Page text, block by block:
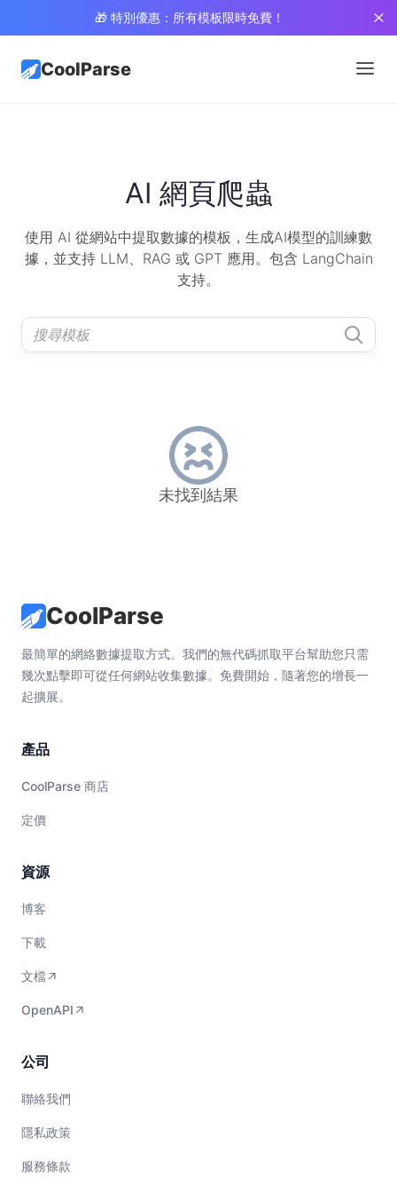
🎁 特別優惠：所有模板限時免費！
CoolParse
AI 網頁爬蟲
使用 AI 從網站中提取數據的模板，生成AI模型的訓練數
據，並支持 LLM、RAG 或 GPT 應用。包含 LangChain
支持。
未找到結果
CoolParse
最簡單的網絡數據提取方式。我們的無代碼抓取平台幫助您只需
幾次點擊即可從任何網站收集數據。免費開始，隨著您的增長一
起擴展。
產品
CoolParse 商店
定價
資源
博客
下載
文檔
OpenAPI
公司
聯絡我們
隱私政策
服務條款